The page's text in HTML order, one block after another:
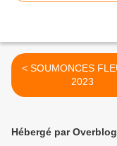
< SOUMONCES FLEURUS
2023
Hébergé par Overblog